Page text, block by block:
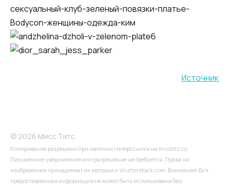
Источник
© 2026 Мисс Титс.
Копирование разрешено при наличии гиперссылки на misstits.co.
Письменное уведомление или разрешение не требуется. Права на
изображения принадлежат их авторам и shutterstock.com. Внимание! Вся
предоставленная информация не может быть использована без